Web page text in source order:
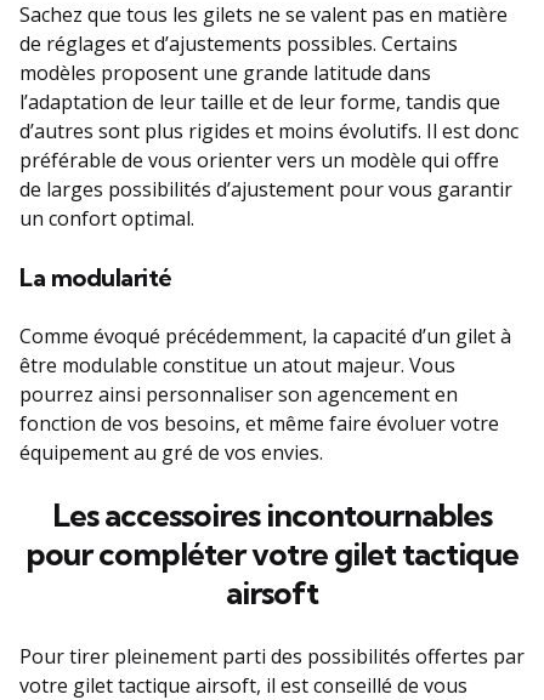
Sachez que tous les gilets ne se valent pas en matière
de réglages et d’ajustements possibles. Certains
modèles proposent une grande latitude dans
l’adaptation de leur taille et de leur forme, tandis que
d’autres sont plus rigides et moins évolutifs. Il est donc
préférable de vous orienter vers un modèle qui offre
de larges possibilités d’ajustement pour vous garantir
un confort optimal.
La modularité
Comme évoqué précédemment, la capacité d’un gilet à
être modulable constitue un atout majeur. Vous
pourrez ainsi personnaliser son agencement en
fonction de vos besoins, et même faire évoluer votre
équipement au gré de vos envies.
Les accessoires incontournables
pour compléter votre gilet tactique
airsoft
Pour tirer pleinement parti des possibilités offertes par
votre gilet tactique airsoft, il est conseillé de vous